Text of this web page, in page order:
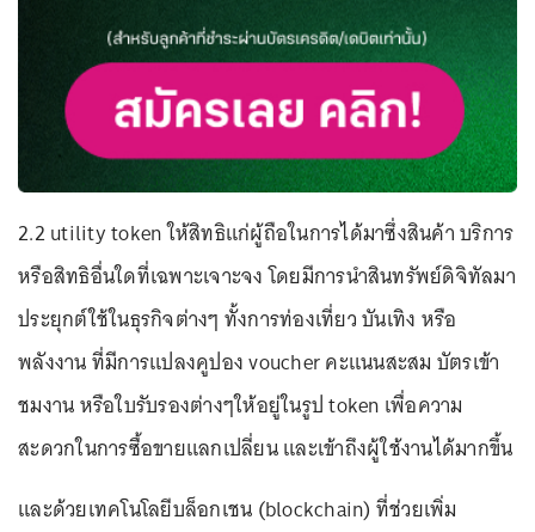
2.2 utility token ให้สิทธิแก่ผู้ถือในการได้มาซึ่งสินค้า บริการ
หรือสิทธิอื่นใดที่เฉพาะเจาะจง โดยมีการนำสินทรัพย์ดิจิทัลมา
ประยุกต์ใช้ในธุรกิจต่างๆ ทั้งการท่องเที่ยว บันเทิง หรือ
พลังงาน ที่มีการแปลงคูปอง voucher คะแนนสะสม บัตรเข้า
ชมงาน หรือใบรับรองต่างๆให้อยู่ในรูป token เพื่อความ
สะดวกในการซื้อขายแลกเปลี่ยน และเข้าถึงผู้ใช้งานได้มากขึ้น
และด้วยเทคโนโลยีบล็อกเชน (blockchain) ที่ช่วยเพิ่ม